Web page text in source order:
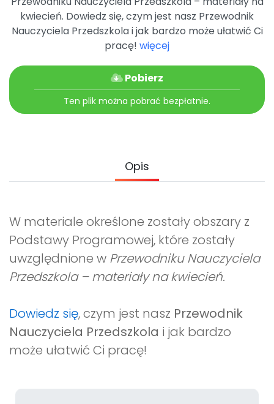
Archiwalne numery
Pomoc
Promocje
kwiecień. Dowiedz się, czym jest nasz Przewodnik
Nauczyciela Przedszkola i jak bardzo może ułatwić Ci
pracę! więcej
Pobierz
Ten plik można pobrać bezpłatnie.
Opis
W materiale określone zostały obszary z
Podstawy Programowej, które zostały
uwzględnione w Przewodniku Nauczyciela
Przedszkola – materiały na kwiecień.
Dowiedz się, czym jest nasz Przewodnik
Nauczyciela Przedszkola i jak bardzo
może ułatwić Ci pracę!